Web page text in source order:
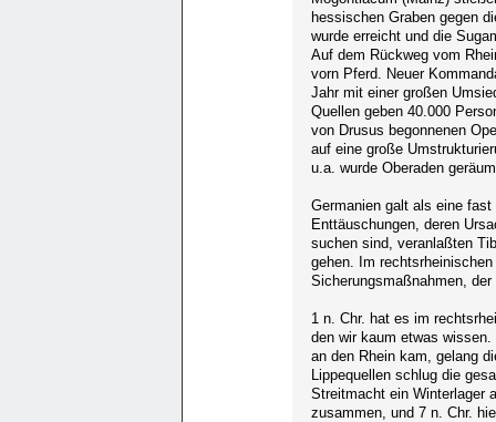
hessischen Graben gegen
wurde erreicht und die
Auf dem Rückweg vom
vorn Pferd. Neuer
Jahr mit einer großen
Quellen geben 40.000
von Drusus begonnenen
auf eine große
u.a. wurde Oberaden
Germanien galt als eine
Enttäuschungen, deren
suchen sind, veranlaßten
gehen. Im
Sicherungsmaßnahmen,
1 n. Chr. hat es im
den wir kaum etwas
an den Rhein kam, gelang
Lippequellen schlug die
Streitmacht ein Winterlager
zusammen, und 7 n. Chr.